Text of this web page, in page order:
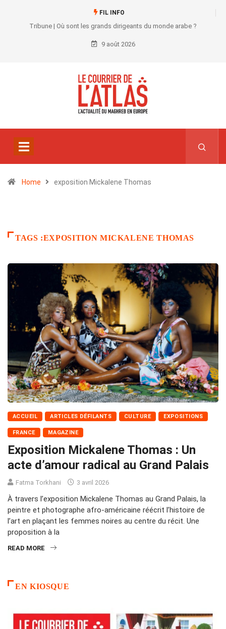
FIL INFO
Tribune | Où sont les grands dirigeants du monde arabe ?
9 août 2026
Home exposition Mickalene Thomas
TAGS :EXPOSITION MICKALENE THOMAS
ACCUEIL ARTICLES DÉFILANTS CULTURE EXPOSITIONS
FRANCE MAGAZINE
Exposition Mickalene Thomas : Un
acte d’amour radical au Grand Palais
Fatma Torkhani 3 avril 2026
À travers l’exposition Mickalene Thomas au Grand Palais, la
peintre et photographe afro-américaine réécrit l’histoire de
l’art en plaçant les femmes noires au centre du récit. Une
proposition à la
READ MORE
EN KIOSQUE